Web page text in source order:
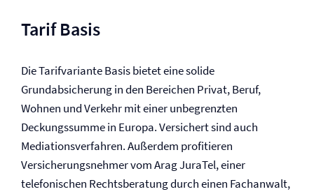
Tarif Basis
Die Tarifvariante Basis bietet eine solide
Grundabsicherung in den Bereichen Privat, Beruf,
Wohnen und Verkehr mit einer unbegrenzten
Deckungssumme in Europa. Versichert sind auch
Mediationsverfahren. Außerdem profitieren
Versicherungsnehmer vom Arag JuraTel, einer
telefonischen Rechtsberatung durch einen Fachanwalt,